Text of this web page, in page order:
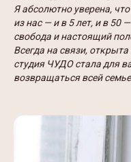
Я абсолютно уверена,
из нас — и в 5 лет, и в 50
свобода и настоящий
Всегда на связи,
студия ЧУДО стала для
возвращаться всей